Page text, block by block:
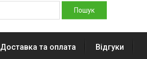
Доставка та оплата Відгуки